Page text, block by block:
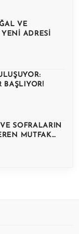
VE
ADRESI
BAŞLIYOR!
SOFRALARIN
MUTFAK